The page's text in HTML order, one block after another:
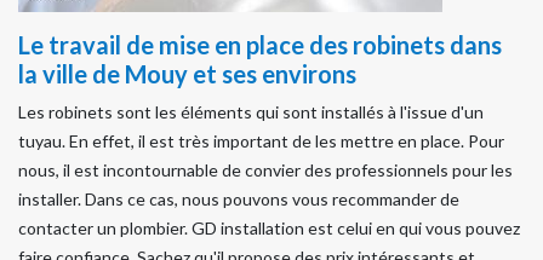
Le travail de mise en place des robinets dans
la ville de Mouy et ses environs
Les robinets sont les éléments qui sont installés à l'issue d'un
tuyau. En effet, il est très important de les mettre en place. Pour
nous, il est incontournable de convier des professionnels pour les
installer. Dans ce cas, nous pouvons vous recommander de
contacter un plombier. GD installation est celui en qui vous pouvez